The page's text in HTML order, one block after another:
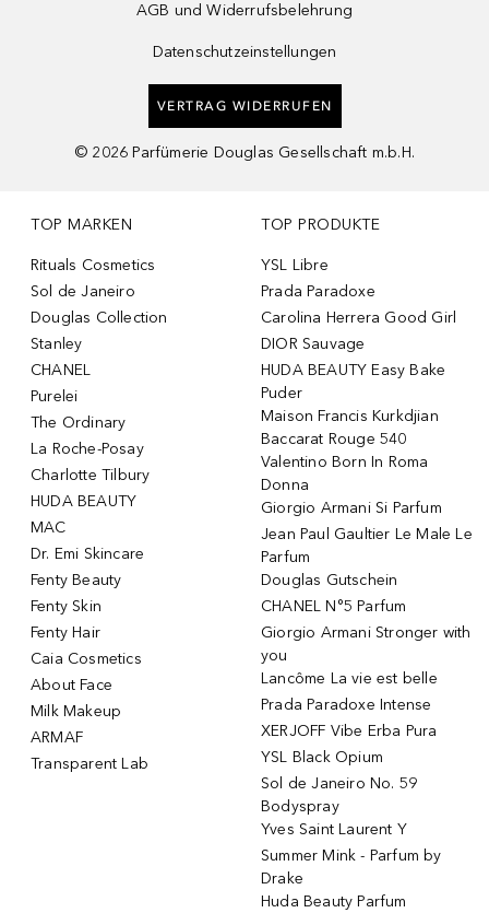
AGB und Widerrufsbelehrung
Datenschutzeinstellungen
VERTRAG WIDERRUFEN
© 2026 Parfümerie Douglas Gesellschaft m.b.H.
TOP MARKEN
Rituals Cosmetics
Sol de Janeiro
Douglas Collection
Stanley
CHANEL
Purelei
The Ordinary
La Roche-Posay
Charlotte Tilbury
HUDA BEAUTY
MAC
Dr. Emi Skincare
Fenty Beauty
Fenty Skin
Fenty Hair
Caia Cosmetics
About Face
Milk Makeup
ARMAF
Transparent Lab
TOP PRODUKTE
YSL Libre
Prada Paradoxe
Carolina Herrera Good Girl
DIOR Sauvage
HUDA BEAUTY Easy Bake
Puder
Maison Francis Kurkdjian
Baccarat Rouge 540
Valentino Born In Roma
Donna
Giorgio Armani Si Parfum
Jean Paul Gaultier Le Male Le
Parfum
Douglas Gutschein
CHANEL N°5 Parfum
Giorgio Armani Stronger with
you
Lancôme La vie est belle
Prada Paradoxe Intense
XERJOFF Vibe Erba Pura
YSL Black Opium
Sol de Janeiro No. 59
Bodyspray
Yves Saint Laurent Y
Summer Mink - Parfum by
Drake
Huda Beauty Parfum